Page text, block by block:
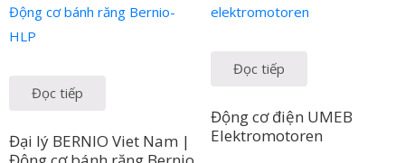
Đọc tiếp
Đại lý BERNIO Viet Nam |
Đọc tiếp
Động cơ điện UMEB
Elektromotoren